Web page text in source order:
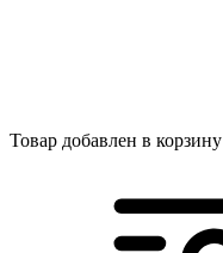
Товар добавлен в корзину